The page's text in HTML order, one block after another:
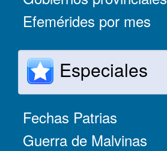
Efemérides por mes
Especiales
Fechas Patrias
Guerra de Malvinas